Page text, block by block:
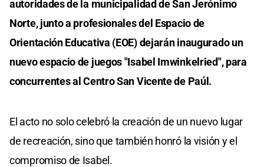
autoridades de la municipalidad de San Jerónimo
Norte, junto a profesionales del Espacio de
Orientación Educativa (EOE) dejarán inaugurado un
nuevo espacio de juegos "Isabel Imwinkelried", para
concurrentes al Centro San Vicente de Paúl.
El acto no solo celebró la creación de un nuevo lugar
de recreación, sino que también honró la visión y el
compromiso de Isabel.